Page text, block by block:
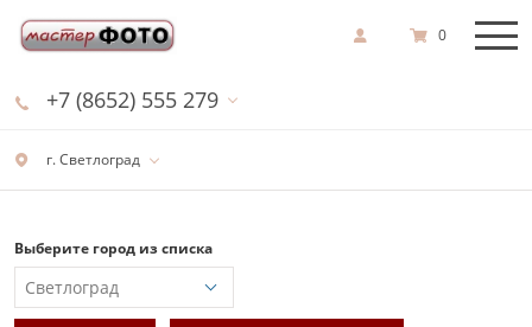
г. Светлоград
+7 (8652) 555 279
0
Выберите город из списка